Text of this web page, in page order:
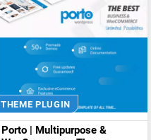
THEME PLUGIN
Porto | Multipurpose &